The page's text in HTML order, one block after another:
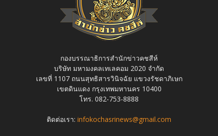
กองบรรณาธิการสำนักข่าวคชสีห์
บริษัท มหามงคลเทเลคอม 2020 จำกัด
เลขที่ 1107 ถนนสุทธิสารวินิจฉัย แขวงรัชดาภิเษก
เขตดินแดง กรุงเทพมหานคร 10400
โทร. 082-753-8888
ติดต่อเรา: infokochasrinews@gmail.com